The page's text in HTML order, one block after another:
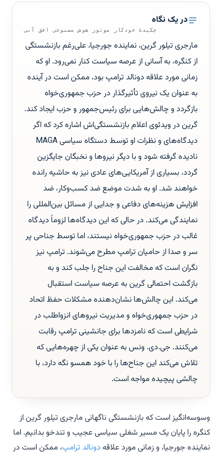
در یک نگاه
چکیدهٔ خودکار موتور هوش مصنوعی افق آبی
مارجری تیلور گرین، نماینده جورجیا، علی‌رغم بازنشستگی
از کنگره، به‌ آسانی از عرصه سیاست کنار نمی‌رود. او که
زمانی مورد علاقه دونالد ترامپ بود، ممکن است در آینده
به عنوان یک نیروی تأثیرگذار در حزب جمهوری‌خواه
بازگردد و چالش‌هایی برای رئیس‌جمهور و حزب ایجاد کند.
گرین در ویدئوی اعلام بازنشستگی‌اش اشاره کرد که اگر
دیدگاه‌های و نظرات او توسط دستگاه سیاسی MAGA
نادیده گرفته شود و با دیگر نیروها و نخبگان جایگزین
گردد، بسیاری از آمریکایی‌های عادی نیز به حاشیه رانده
خواهند شد. او به شدت موضع ضد کسب‌وکار، ضد
افزایش هزینه‌های دفاعی و جدایی از مسائل بین‌المللی را
نمایندگی می‌کند. در حالی که این دیدگاه‌ها لزوماً دیدگاه
غالب در حزب جمهوری‌خواه نیستند، اما توسط جناحی پر
سر و صدا از حامیان ترامپ مطرح می‌شوند. ترامپ نیز
نگران است که مخالفت این جناح را جلب کند و به
بازگشت احتمالی گرین به عرصه سیاست استقبال
می‌کند. این چالش‌ها نشان‌دهنده مشکلات حفظ اتحاد
در حزب جمهوری‌خواه و مدیریت نیروهای انزواطلب در
شرایطی است که نامزدها برای جانشینی ترامپ رقابت
می‌کنند. جی.دی. ونس به عنوان یکی از چهره‌هایی که
تلاش می‌کند این جناح‌ها را با خود همسو نگه دارد، با
چالشی پیچیده مواجه است.
وسوسه‌انگیز است که بازنشستگی ناگهانی مارجری تیلور گرین از
کنگره را پایان یک مسیر شغلی سیاسی عجیب و تندخو بدانیم. اما
نماینده جورجیا، و زمانی مورد علاقه دونالد ترامپ، ممکن است در